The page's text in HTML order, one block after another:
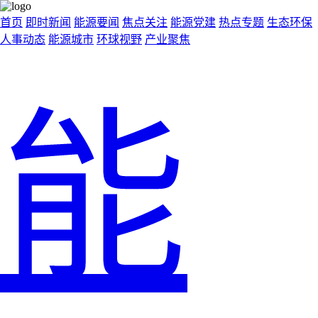
首页 即时新闻 能源要闻 焦点关注 能源党建 热点专题 生态环保
人事动态 能源城市 环球视野 产业聚焦
能